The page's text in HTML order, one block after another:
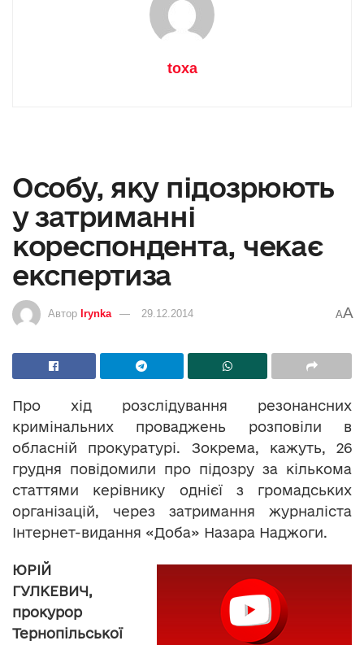
toxa
Особу, яку підозрюють
у затриманні
кореспондента, чекає
експертиза
Автор Irynka 29.12.2014 AA
Про хід розслідування резонансних
кримінальних проваджень розповіли в
обласній прокуратурі. Зокрема, кажуть, 26
грудня повідомили про підозру за кількома
статтями керівнику однієї з громадських
організацій, через затримання журналіста
Інтернет-видання «Доба» Назара Наджоги.
ЮРІЙ
ГУЛКЕВИЧ,
прокурор
Тернопільської